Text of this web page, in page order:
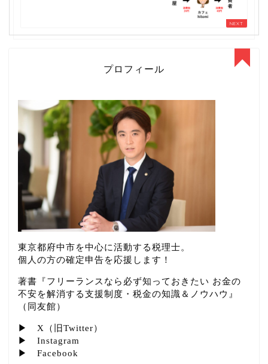
プロフィール
東京都府中市を中心に活動する税理士。
個人の方の確定申告を応援します！
著書『フリーランスなら必ず知っておきたい お金の
不安を解消する支援制度・税金の知識＆ノウハウ』
（同友館）
▶ X（旧Twitter）
▶ Instagram
▶ Facebook